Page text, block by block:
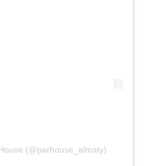
(@parhouse_almaty)